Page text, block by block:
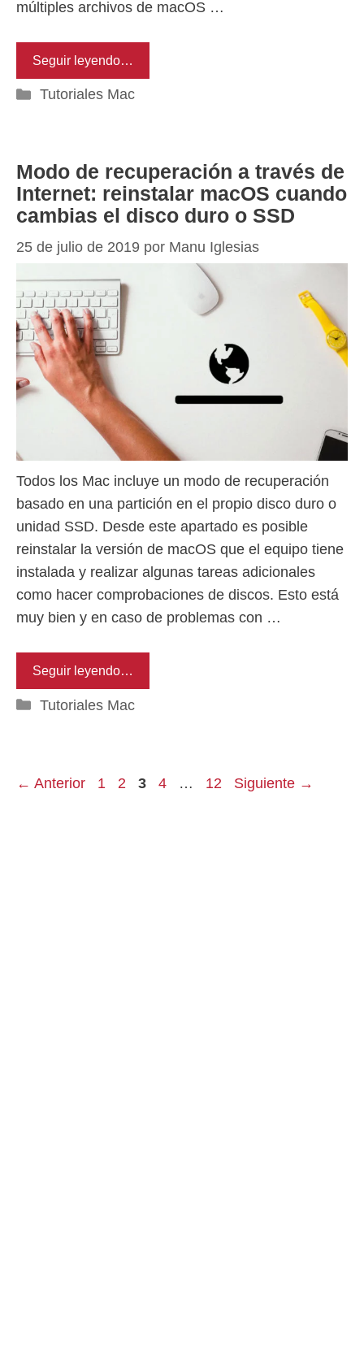
múltiples archivos de macOS …
Seguir leyendo…
Categorías
Tutoriales Mac
Modo de recuperación a través de
Internet: reinstalar macOS cuando
cambias el disco duro o SSD
25 de julio de 2019 por Manu Iglesias
Todos los Mac incluye un modo de recuperación
basado en una partición en el propio disco duro o
unidad SSD. Desde este apartado es posible
reinstalar la versión de macOS que el equipo tiene
instalada y realizar algunas tareas adicionales
como hacer comprobaciones de discos. Esto está
muy bien y en caso de problemas con …
Seguir leyendo…
Categorías
Tutoriales Mac
← Anterior Página
1 Página
2 Página
3 Página
4 … Página
12 Siguiente →